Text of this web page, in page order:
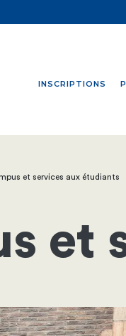
INSCRIPTIONS
et services aux étudiants
et